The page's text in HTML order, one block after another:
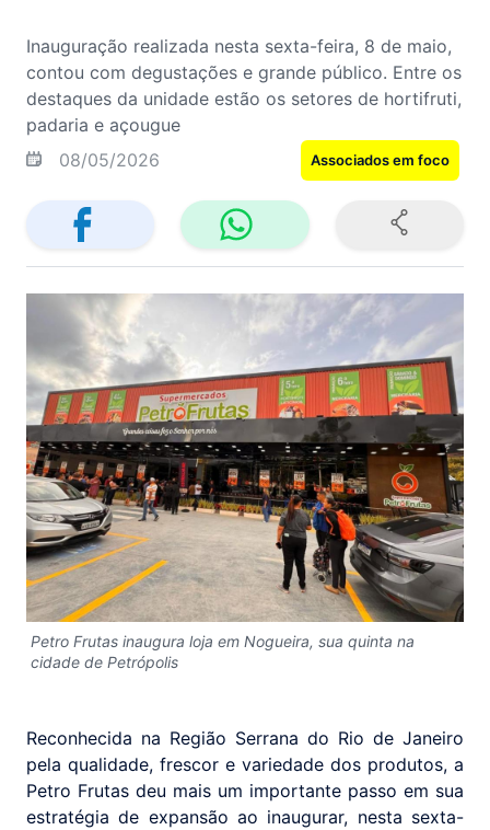
Inauguração realizada nesta sexta-feira, 8 de maio,
contou com degustações e grande público. Entre os
destaques da unidade estão os setores de hortifruti,
padaria e açougue
08/05/2026
Associados em foco
Petro Frutas inaugura loja em Nogueira, sua quinta na
cidade de Petrópolis
Reconhecida na Região Serrana do Rio de Janeiro
pela qualidade, frescor e variedade dos produtos, a
Petro Frutas deu mais um importante passo em sua
estratégia de expansão ao inaugurar, nesta sexta-